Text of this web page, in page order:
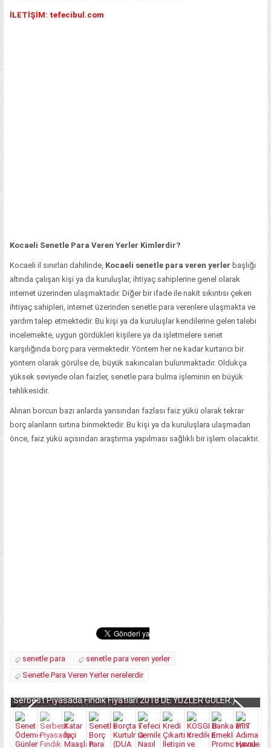
İLETİŞİM: tefecibul.com
Kocaeli Senetle Para Veren Yerler Kimlerdir?
Kocaeli il sınırları dahilinde, Kocaeli senetle para veren yerler başlığı
altında çalışan kişi ya da kuruluşlar, ihtiyaç sahiplerine genel olarak
internet üzerinden ulaşmaktadır. Diğer bir ifade ile nakit sıkıntısı çeken
ihtiyaç sahipleri, internet üzerinden senetle para verenlere ulaşmakta ve
yardım talep etmektedir. Bu kişi ya da kuruluşlar kendilerine gelen talebi
incelemekte, uygun gördükleri kişilere ya da işletmelere senet
karşılığında borç para vermektedir. Yöntem her ne kadar kurtarıcı bir
yöntem olarak görülse de, büyük sakıncaları bulunmaktadır. Oldukça
yüksek seviyede olan faizler, senetle para bulma işleminin en büyük
tehlikesidir.
Alınan borcun bazı anlarda yarısından fazlası faiz yükü olarak tekrar
borç alanların sırtına binmektedir. Bu kişi ya da kuruluşlara ulaşmadan
önce, faiz yükü açısından araştırma yapılması sağlıklı bir işlem olacaktır.
senetle para
senetle para veren yerler
Senetle Para Veren Yerler nerelerdir
Serbest Piyasada Fındık Fiyatları 2018 DE YÜZLER GÜLER:)